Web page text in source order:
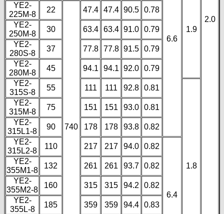
2.0
6.6
1.9
YE2-
225M-8
22
740
47.4 47.4 90.5 0.78
YE2-
250M-8
30 63.4 63.4 91.0 0.79
YE2-
280S-8
37 77.8 77.8 91.5 0.79
YE2-
280M-8
45 94.1 94.1 92.0 0.79
YE2-
315S-8
55 111 111 92.8 0.81
1.8
YE2-
315M-8
75 151 151 93.0 0.81
YE2-
315L1-8
90 178 178 93.8 0.82
YE2-
315L2-8
110 217 217 94.0 0.82
6.4
YE2-
355M1-8
132 261 261 93.7 0.82
YE2-
355M2-8
160 315 315 94.2
0.82
YE2-
355L-8
185 359 359 94.4 0.83